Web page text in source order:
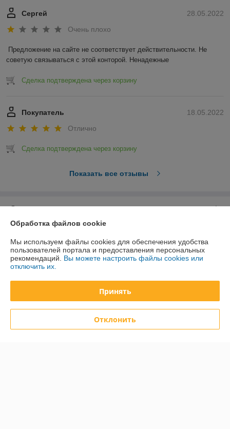
28.05.2022
Сергей
Очень плохо
Предложение на сайте не соответствует действительности. Не
советую связываться с этой конторой. Ненадежные
Сделка подтверждена через корзину
18.05.2022
Покупатель
Отлично
Сделка подтверждена через корзину
Показать все отзывы
О нас
Доставка и оплата
График работы
Политика обработки cookies
Обработка файлов cookie
Мы используем файлы cookies для обеспечения удобства
пользователей портала и предоставления персональных
рекомендаций. Вы можете настроить файлы cookies или
отключить их.
Принять
Отклонить